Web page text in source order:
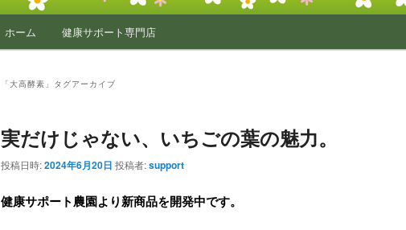
ホーム 健康サポート専門店
「 大高酵素 」タグアーカイブ
実だけじゃない、いちごの葉の魅力。
投稿日時:2024年6月20日 投稿者:support
健康サポート農園より新商品を開発中です。